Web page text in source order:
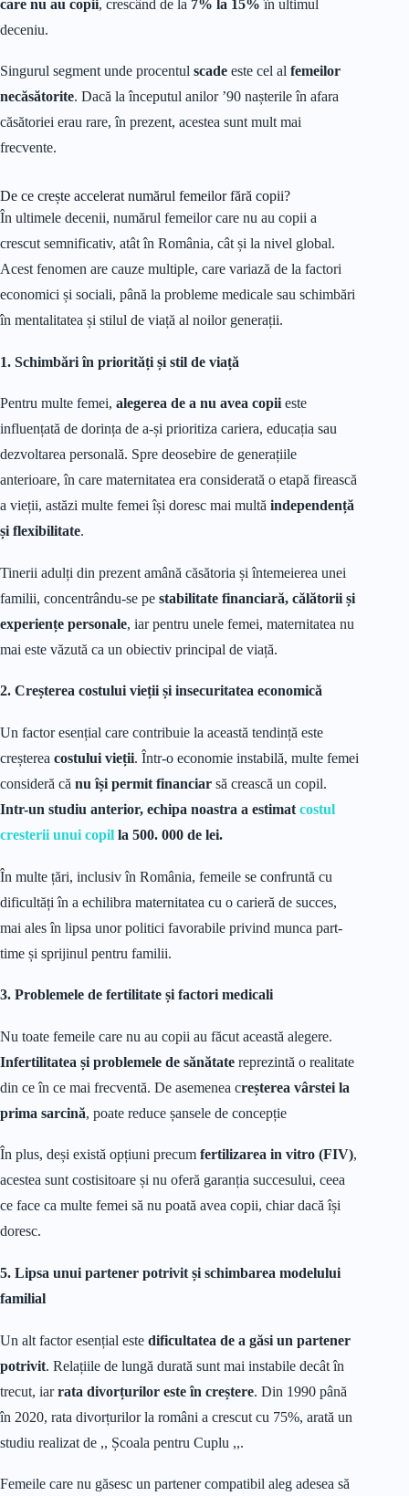
care nu au copii, crescând de la 7% la 15% în ultimul
deceniu.
Singurul segment unde procentul scade este cel al femeilor
necăsătorite. Dacă la începutul anilor ’90 nașterile în afara
căsătoriei erau rare, în prezent, acestea sunt mult mai
frecvente.
De ce crește accelerat numărul femeilor fără copii?
În ultimele decenii, numărul femeilor care nu au copii a
crescut semnificativ, atât în România, cât și la nivel global.
Acest fenomen are cauze multiple, care variază de la factori
economici și sociali, până la probleme medicale sau schimbări
în mentalitatea și stilul de viață al noilor generații.
1. Schimbări în priorități și stil de viață
Pentru multe femei, alegerea de a nu avea copii este
influențată de dorința de a-și prioritiza cariera, educația sau
dezvoltarea personală. Spre deosebire de generațiile
anterioare, în care maternitatea era considerată o etapă firească
a vieții, astăzi multe femei își doresc mai multă independență
și flexibilitate.
Tinerii adulți din prezent amână căsătoria și întemeierea unei
familii, concentrându-se pe stabilitate financiară, călătorii și
experiențe personale, iar pentru unele femei, maternitatea nu
mai este văzută ca un obiectiv principal de viață.
2. Creșterea costului vieții și insecuritatea economică
Un factor esențial care contribuie la această tendință este
creșterea costului vieții. Într-o economie instabilă, multe femei
consideră că nu își permit financiar să crească un copil.
Intr-un studiu anterior, echipa noastra a estimat costul
cresterii unui copil la 500. 000 de lei.
În multe țări, inclusiv în România, femeile se confruntă cu
dificultăți în a echilibra maternitatea cu o carieră de succes,
mai ales în lipsa unor politici favorabile privind munca part-
time și sprijinul pentru familii.
3. Problemele de fertilitate și factori medicali
Nu toate femeile care nu au copii au făcut această alegere.
Infertilitatea și problemele de sănătate reprezintă o realitate
din ce în ce mai frecventă. De asemenea creșterea vârstei la
prima sarcină, poate reduce șansele de concepție
În plus, deși există opțiuni precum fertilizarea in vitro (FIV),
acestea sunt costisitoare și nu oferă garanția succesului, ceea
ce face ca multe femei să nu poată avea copii, chiar dacă își
doresc.
5. Lipsa unui partener potrivit și schimbarea modelului
familial
Un alt factor esențial este dificultatea de a găsi un partener
potrivit. Relațiile de lungă durată sunt mai instabile decât în
trecut, iarrata divorțurilor este în creștere. Din 1990 până
în 2020, rata divorțurilor la români a crescut cu 75%, arată un
studiu realizat de ,, Școala pentru Cuplu ,,.
Femeile care nu găsesc un partener compatibil aleg adesea să